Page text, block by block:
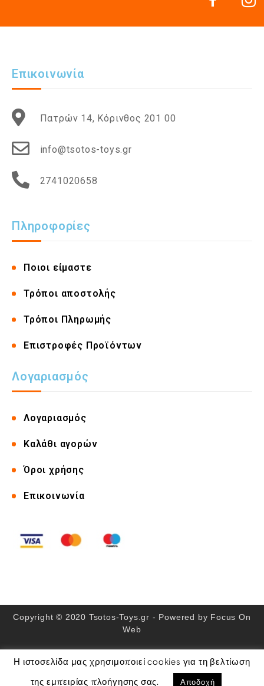
Επικοινωνία
Πατρών 14, Κόρινθος 201 00
info@tsotos-toys.gr
2741020658
Πληροφορίες
Ποιοι είμαστε
Τρόποι αποστολής
Τρόποι Πληρωμής
Επιστροφές Προϊόντων
Λογαριασμός
Λογαριασμός
Καλάθι αγορών
Όροι χρήσης
Επικοινωνία
Copyright © 2020 Tsotos-Toys.gr - Powered by Focus On
Web
Η ιστοσελίδα μας χρησιμοποιεί cookies για τη βελτίωση
της εμπειρίας πλοήγησης σας. Αποδοχή